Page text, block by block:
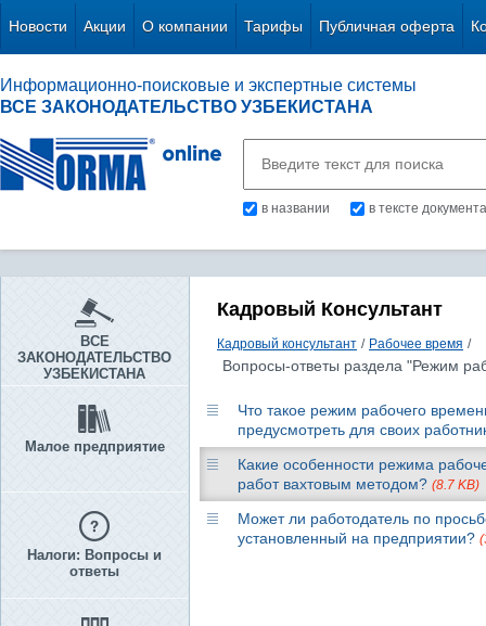
Новости Акции О компании Тарифы Публичная оферта
Информационно-поисковые и экспертные системы
ВСЕ ЗАКОНОДАТЕЛЬСТВО УЗБЕКИСТАНА
в названии в тексте документа
ВСЕ
ЗАКОНОДАТЕЛЬСТВО
УЗБЕКИСТАНА
Малое предприятие
Налоги: Вопросы и
ответы
Кадровый Консультант
Кадровый консультант / Рабочее время /
Вопросы-ответы раздела "Режим
Что такое режим рабочего
предусмотреть для своих
Какие особенности режима
работ вахтовым методом? (8.7 KB)
Может ли работодатель по
установленный на предприятии?